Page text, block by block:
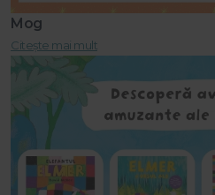
Mog
Citește mai mult